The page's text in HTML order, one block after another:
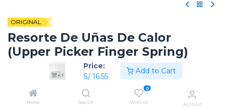
Price:
S/ 16.55
Add to Cart
Home Search
0
Wishlist Account
ORIGINAL
Resorte De Uñas De Calor
(Upper Picker Finger Spring)
Original Ricoh Mp 305+spf
(0 reseña)
Código:AA066637